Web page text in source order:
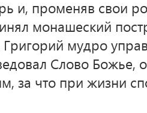
и, променяв свои
монашеский
Григорий мудро
Слово Божье,
за что при жизни